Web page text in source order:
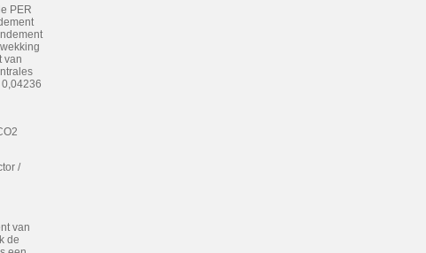
PER
van
/
van
de